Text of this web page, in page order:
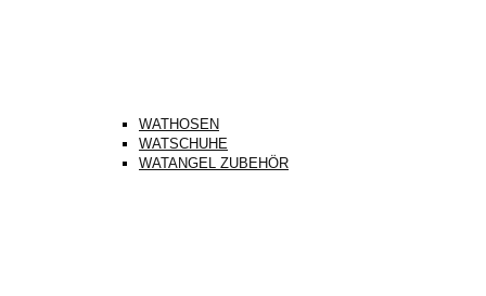
WATHOSEN
WATSCHUHE
WATANGEL ZUBEHÖR